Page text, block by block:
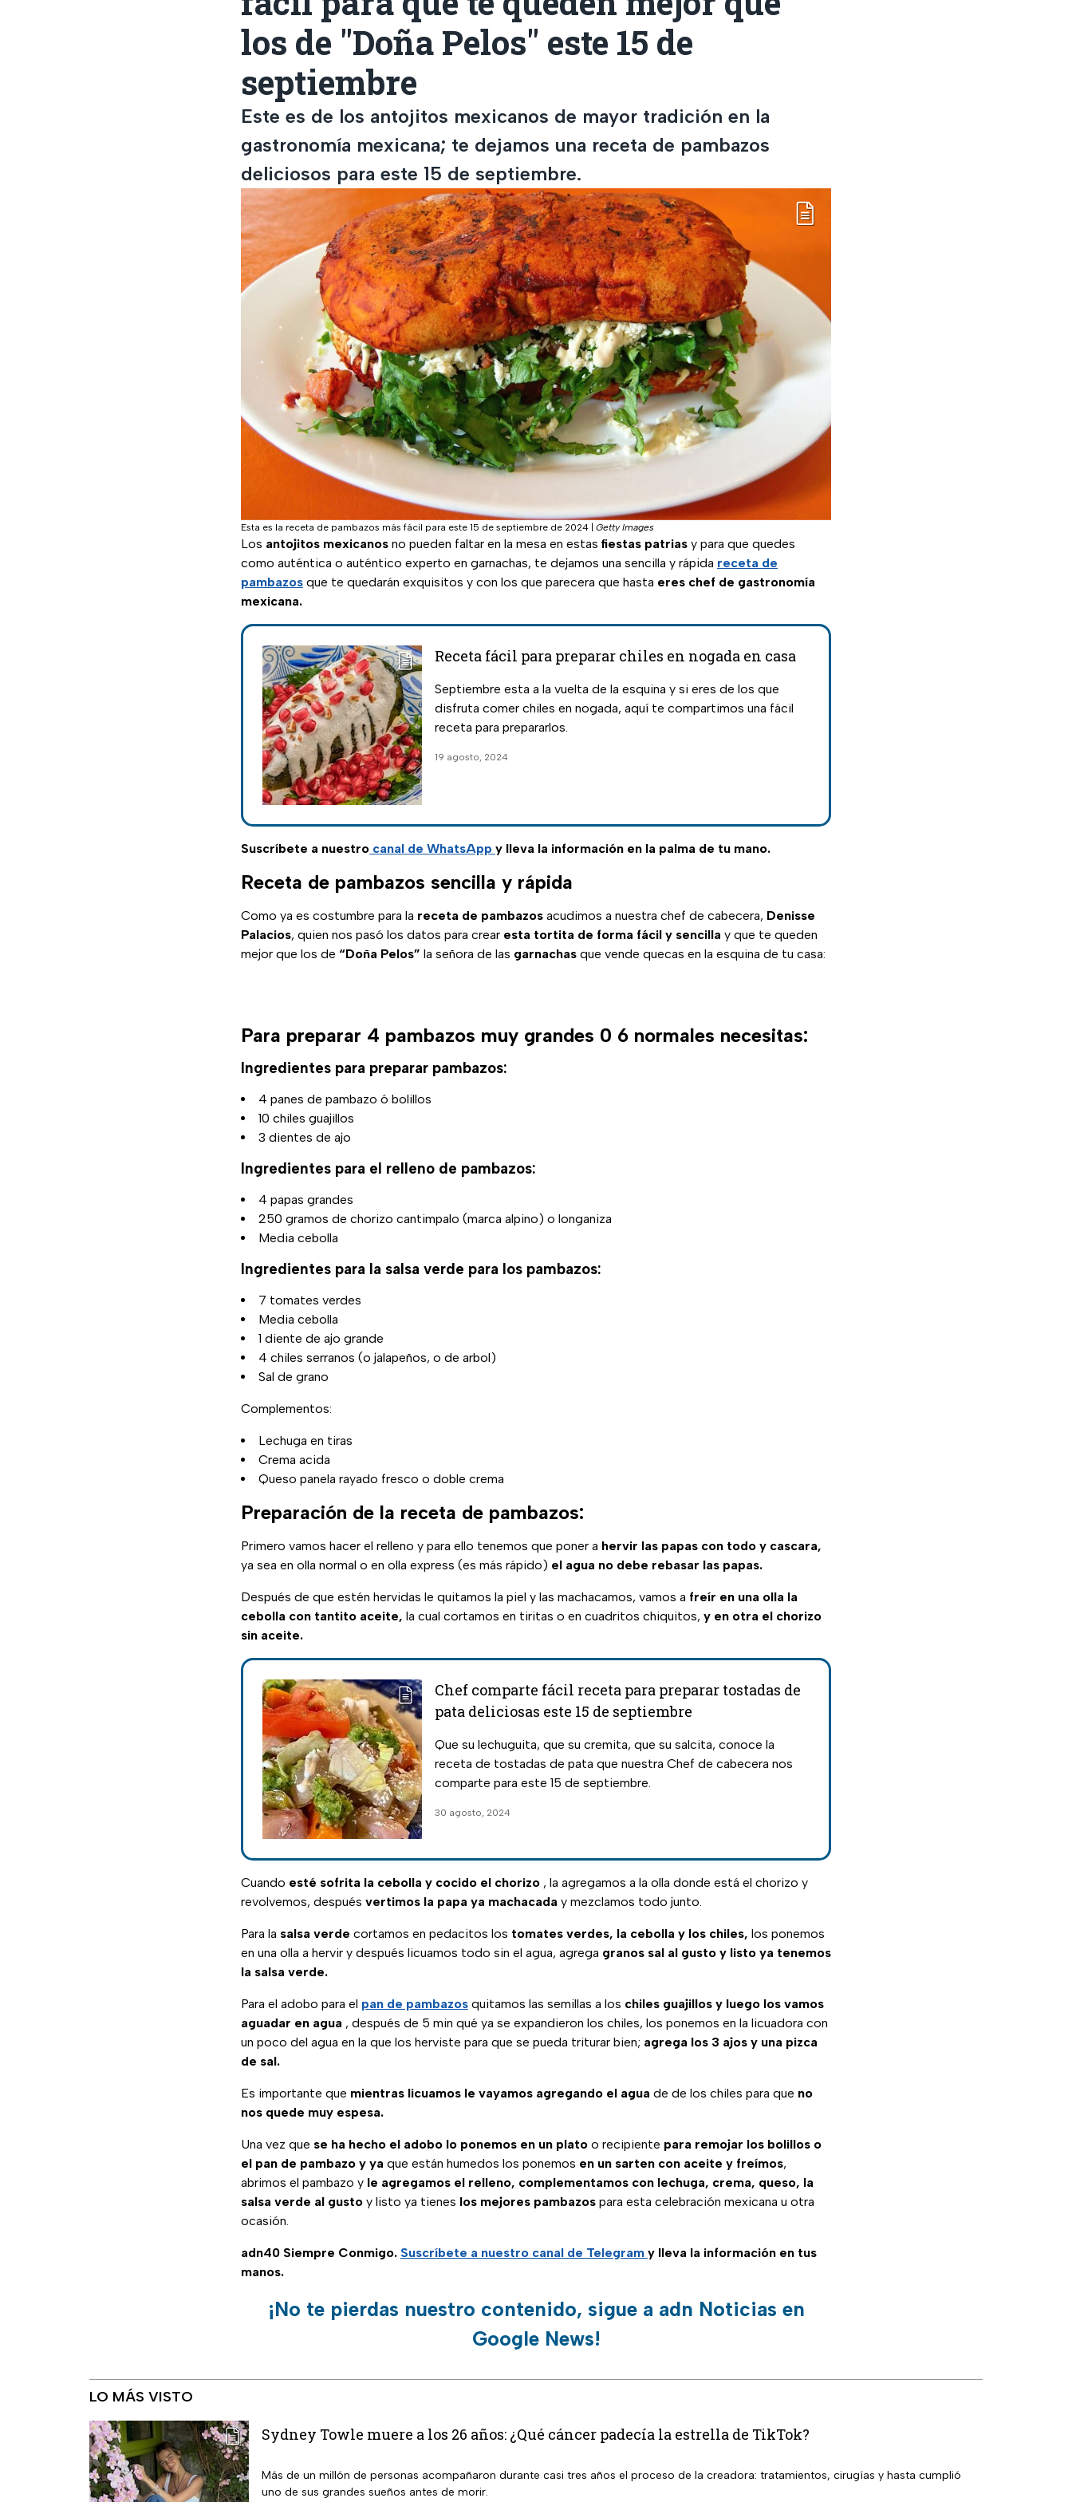
los de "Doña Pelos" este 15 de
septiembre
Este es de los antojitos mexicanos de mayor tradición en la
gastronomía mexicana; te dejamos una receta de pambazos
deliciosos para este 15 de septiembre.
Esta es la receta de pambazos más fácil para este 15 de septiembre de 2024 Getty Images
Los antojitos mexicanos no pueden faltar en la mesa en estas fiestas patrias y para que quedes
como auténtica o auténtico experto en garnachas, te dejamos una sencilla y rápida receta de
pambazos que te quedarán exquisitos y con los que parecera que hasta eres chef de gastronomía
mexicana.
Receta fácil para preparar chiles en nogada en casa
Septiembre esta a la vuelta de la esquina y si eres de los que
disfruta comer chiles en nogada, aquí te compartimos una fácil
receta para prepararlos.
19 agosto, 2024
Suscríbete a nuestro canal de WhatsApp y lleva la información en la palma de tu mano.
Receta de pambazos sencilla y rápida
Como ya es costumbre para la receta de pambazos acudimos a nuestra chef de cabecera, Denisse
Palacios, quien nos pasó los datos para crear esta tortita de forma fácil y sencilla y que te queden
mejor que los de “Doña Pelos” la señora de las garnachas que vende quecas en la esquina de tu casa:
Para preparar 4 pambazos muy grandes 0 6 normales necesitas:
Ingredientes para preparar pambazos:
4 panes de pambazo ó bolillos
10 chiles guajillos
3 dientes de ajo
Ingredientes para el relleno de pambazos:
4 papas grandes
250 gramos de chorizo cantimpalo (marca alpino) o longaniza
Media cebolla
Ingredientes para la salsa verde para los pambazos:
7 tomates verdes
Media cebolla
1 diente de ajo grande
4 chiles serranos (o jalapeños, o de arbol)
Sal de grano
Complementos:
Lechuga en tiras
Crema acida
Queso panela rayado fresco o doble crema
Preparación de la receta de pambazos:
Primero vamos hacer el relleno y para ello tenemos que poner a hervir las papas con todo y cascara,
ya sea en olla normal o en olla express (es más rápido) el agua no debe rebasar las papas.
Después de que estén hervidas le quitamos la piel y las machacamos, vamos a freír en una olla la
cebolla con tantito aceite, la cual cortamos en tiritas o en cuadritos chiquitos, y en otra el chorizo
sin aceite.
Chef comparte fácil receta para preparar tostadas de
pata deliciosas este 15 de septiembre
Que su lechuguita, que su cremita, que su salcita, conoce la
receta de tostadas de pata que nuestra Chef de cabecera nos
comparte para este 15 de septiembre.
30 agosto, 2024
Cuando esté sofrita la cebolla y cocido el chorizo , la agregamos a la olla donde está el chorizo y
revolvemos, después vertimos la papa ya machacada y mezclamos todo junto.
Para la salsa verde cortamos en pedacitos los tomates verdes, la cebolla y los chiles, los ponemos
en una olla a hervir y después licuamos todo sin el agua, agrega granos sal al gusto y listo ya tenemos
la salsa verde.
Para el adobo para el pan de pambazos quitamos las semillas a los chiles guajillos y luego los vamos
aguadar en agua , después de 5 min qué ya se expandieron los chiles, los ponemos en la licuadora con
un poco del agua en la que los herviste para que se pueda triturar bien; agrega los 3 ajos y una pizca
de sal.
Es importante que mientras licuamos le vayamos agregando el agua de de los chiles para que no
nos quede muy espesa.
Una vez que se ha hecho el adobo lo ponemos en un plato o recipiente para remojar los bolillos o
el pan de pambazo y ya que están humedos los ponemos en un sarten con aceite y freímos,
abrimos el pambazo y le agregamos el relleno, complementamos con lechuga, crema, queso, la
salsa verde al gusto y listo ya tienes los mejores pambazos para esta celebración mexicana u otra
ocasión.
adn40 Siempre Conmigo. Suscríbete a nuestro canal de Telegram y lleva la información en tus
manos.
¡No te pierdas nuestro contenido, sigue a adn Noticias en
Google News!
LO MÁS VISTO
Sydney Towle muere a los 26 años: ¿Qué cáncer padecía la estrella de TikTok?
Más de un millón de personas acompañaron durante casi tres años el proceso de la creadora: tratamientos, cirugías y hasta cumplió
uno de sus grandes sueños antes de morir.